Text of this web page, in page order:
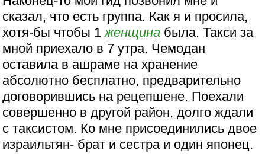
сказал, что есть группа. Как я и просила,
хотя-бы чтобы 1женщина была. Такси за
мной приехало в 7 утра. Чемодан
оставила в ашраме на хранение
абсолютно бесплатно, предварительно
договорившись на рецепшене. Поехали
совершенно в другой район, долго ждали
с таксистом. Ко мне присоединились двое
израильтян- брат и сестра и один японец.